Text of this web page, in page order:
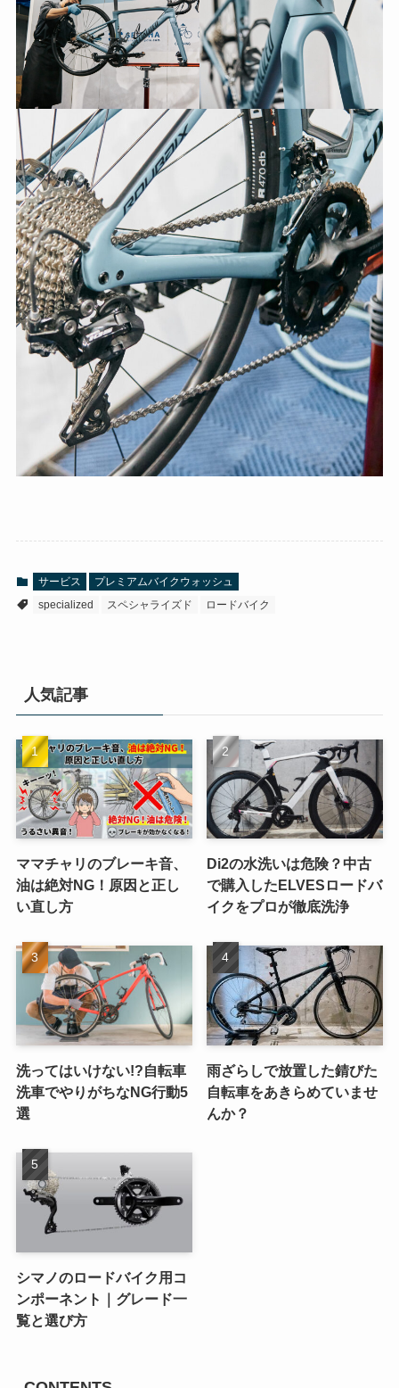
サービス
プレミアムバイクウォッシュ
specialized
スペシャライズド ロードバイク
人気記事
ママチャリのブレーキ音、
油は絶対NG！原因と正し
い直し方
Di2の水洗いは危険？中古
で購入したELVESロードバ
イクをプロが徹底洗浄
洗ってはいけない!?自転車
洗車でやりがちなNG行動5
選
雨ざらしで放置した錆びた
自転車をあきらめていませ
んか？
シマノのロードバイク用コ
ンポーネント｜グレード一
覧と選び方